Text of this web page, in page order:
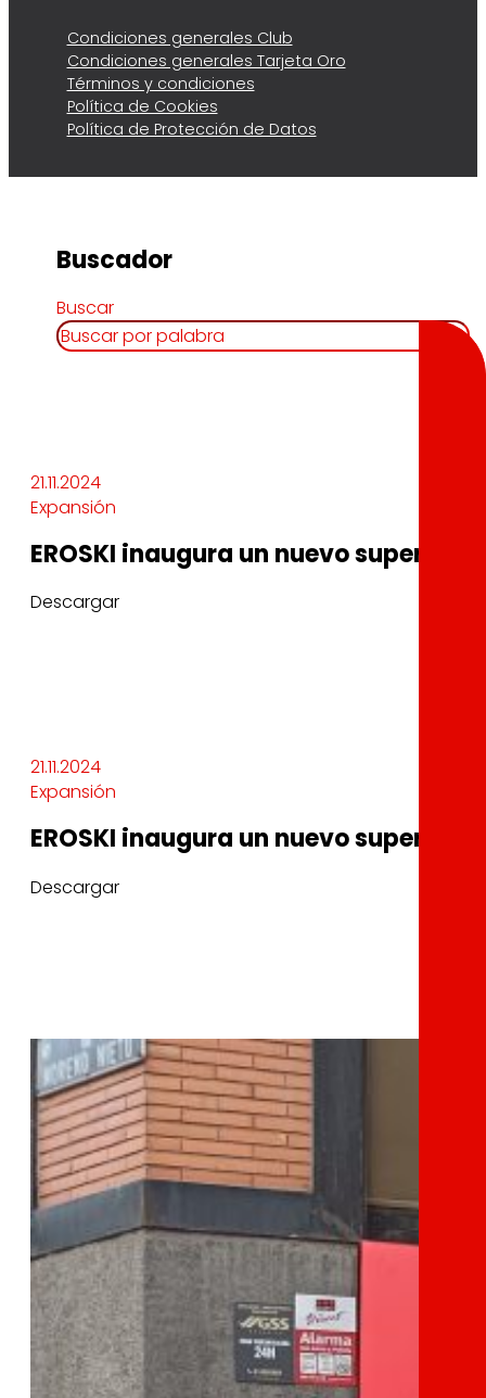
Condiciones generales Club
Condiciones generales Tarjeta Oro
Términos y condiciones
Política de Cookies
Política de Protección de Datos
Buscador
Buscar
21.11.2024
Expansión
EROSKI inaugura un nuevo
Descargar
21.11.2024
Expansión
EROSKI inaugura un nuevo
Descargar